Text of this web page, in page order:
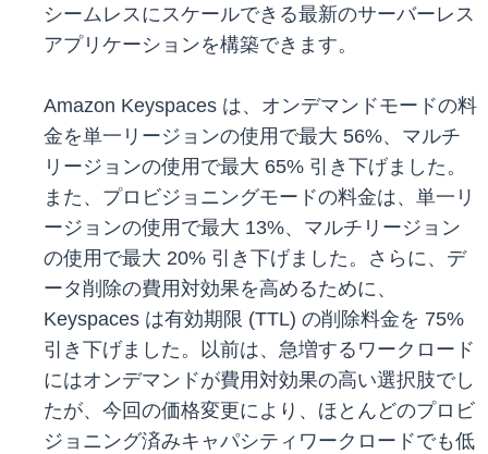
シームレスにスケールできる最新のサーバーレス
アプリケーションを構築できます。
Amazon Keyspaces は、オンデマンドモードの料
金を単一リージョンの使用で最大 56%、マルチ
リージョンの使用で最大 65% 引き下げました。
また、プロビジョニングモードの料金は、単一リ
ージョンの使用で最大 13%、マルチリージョン
の使用で最大 20% 引き下げました。さらに、デ
ータ削除の費用対効果を高めるために、
Keyspaces は有効期限 (TTL) の削除料金を 75%
引き下げました。以前は、急増するワークロード
にはオンデマンドが費用対効果の高い選択肢でし
たが、今回の価格変更により、ほとんどのプロビ
ジョニング済みキャパシティワークロードでも低